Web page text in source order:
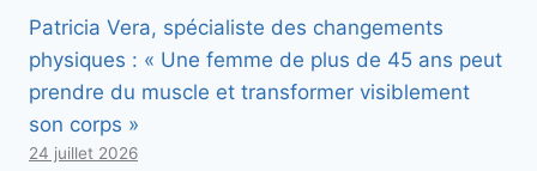
Patricia Vera, spécialiste des changements
physiques : « Une femme de plus de 45 ans peut
prendre du muscle et transformer visiblement
son corps »
24 juillet 2026